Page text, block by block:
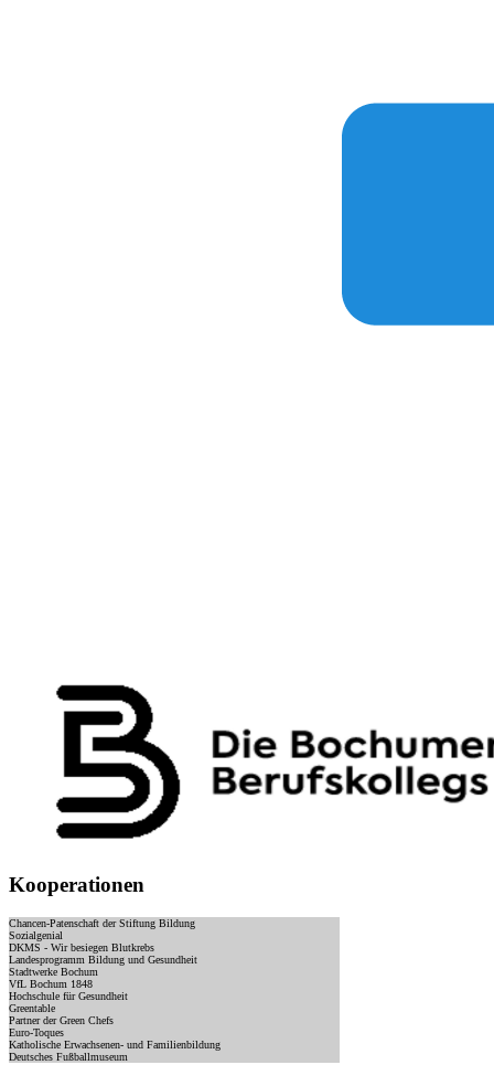
Kooperationen
Chancen-Patenschaft der Stiftung Bildung
Sozialgenial
DKMS - Wir besiegen Blutkrebs
Landesprogramm Bildung und Gesundheit
Stadtwerke Bochum
VfL Bochum 1848
Hochschule für Gesundheit
Greentable
Partner der Green Chefs
Euro-Toques
Katholische Erwachsenen- und Familienbildung
Deutsches Fußballmuseum